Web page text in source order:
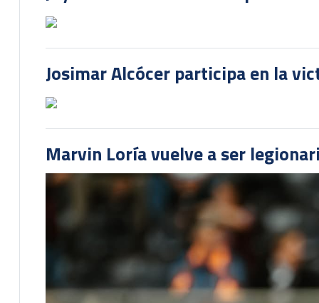
Josimar Alcócer participa en la
Marvin Loría vuelve a ser